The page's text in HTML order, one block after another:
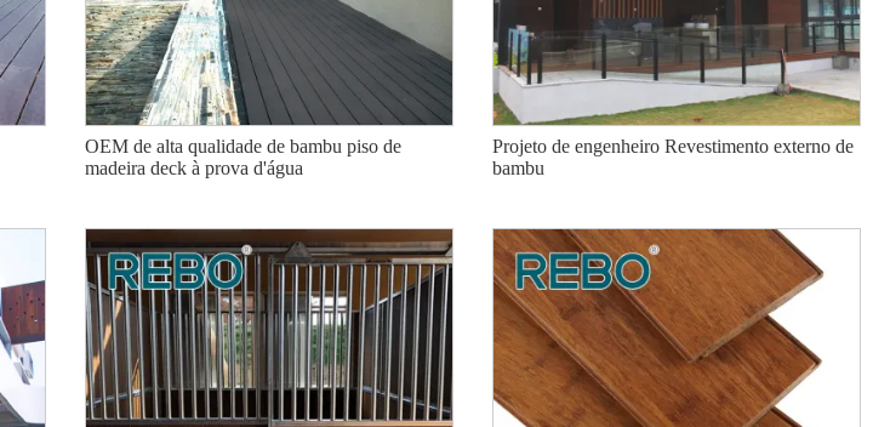
OEM de alta qualidade de bambu piso de
madeira deck à prova d'água
Projeto de engenheiro Revestimento externo de
bambu